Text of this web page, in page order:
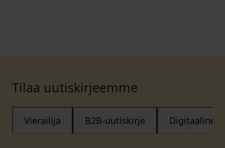
Tilaa uutiskirjeemme
Vierailija B2B-uutiskirje Digitaalinen